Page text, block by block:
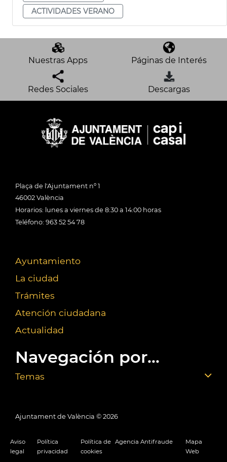
ACTIVIDADES VERANO
Nuestras Apps Páginas de Interés
Redes Sociales Descargas
Plaça de l'Ajuntament nº 1
46002 València
Horarios: lunes a viernes de 8:30 a 14:00 horas
Teléfono: 963 52 54 78
Ayuntamiento
La ciudad
Trámites
Atención ciudadana
Actualidad
Navegación por...
Temas
Ajuntament de València © 2026
Aviso
legal
Política
privacidad
Política de
cookies
Agencia Antifraude
Mapa
Web